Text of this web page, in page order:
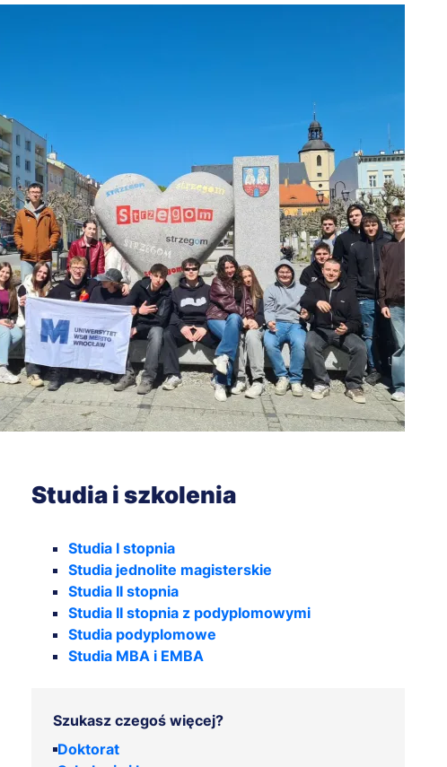
Studia i szkolenia
Studia I stopnia
Studia jednolite magisterskie
Studia II stopnia
Studia II stopnia z podyplomowymi
Studia podyplomowe
Studia MBA i EMBA
Szukasz czegoś więcej?
Doktorat